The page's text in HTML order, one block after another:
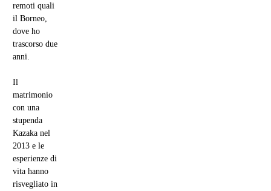
remoti quali
il Borneo,
dove ho
trascorso due
anni.
Il
matrimonio
con una
stupenda
Kazaka nel
2013 e le
esperienze di
vita hanno
risvegliato in